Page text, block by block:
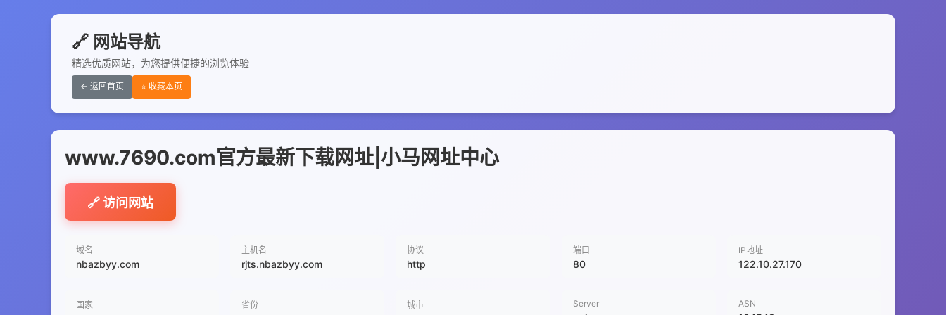
🔗 网站导航
精选优质网站，为您提供便捷的浏览体验
← 返回首页 ⭐ 收藏本页
www.7690.com官方最新下载网址|小马网址中心
🔗 访问网站
域名
nbazbyy.com
主机名
rjts.nbazbyy.com
协议
http
端口
80
IP地址
122.10.27.170
国家 省份 城市 Server ASN